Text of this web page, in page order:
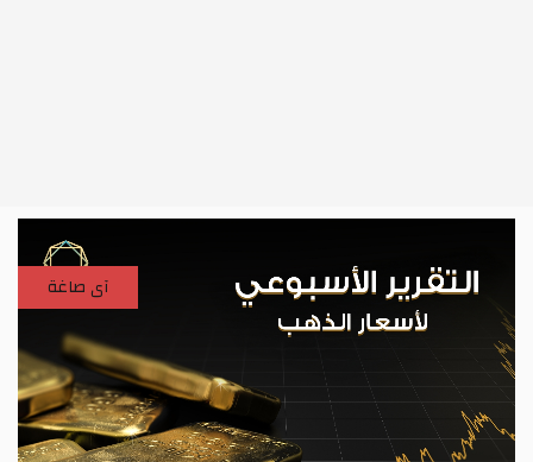
آى صاغة